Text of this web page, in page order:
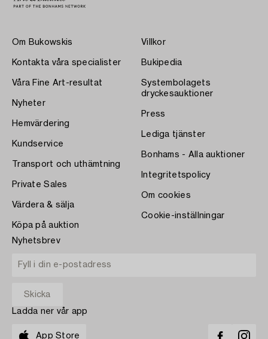
Om Bukowskis
Kontakta våra specialister
Våra Fine Art-resultat
Nyheter
Hemvärdering
Kundservice
Transport och uthämtning
Private Sales
Värdera & sälja
Köpa på auktion
Villkor
Bukipedia
Systembolagets
dryckesauktioner
Press
Lediga tjänster
Bonhams - Alla auktioner
Integritetspolicy
Om cookies
Cookie-inställningar
Nyhetsbrev
Ladda ner vår app
App Store